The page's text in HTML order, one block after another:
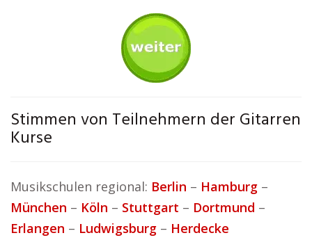
Stimmen von Teilnehmern der Gitarren
Kurse
Musikschulen regional: Berlin – Hamburg –
München – Köln – Stuttgart – Dortmund –
Erlangen – Ludwigsburg – Herdecke